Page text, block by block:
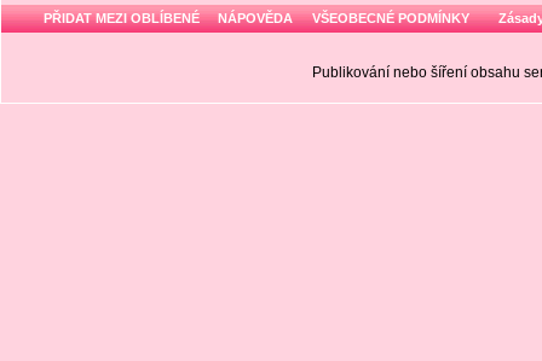
PŘIDAT MEZI OBLÍBENÉ NÁPOVĚDA VŠEOBECNÉ PODMÍNKY
Publikování nebo šíření obsahu